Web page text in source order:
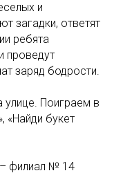
и
загадки, ответят
ребята
проведут
заряд бодрости.
улице. Поиграем в
«Найди букет
– филиал № 14